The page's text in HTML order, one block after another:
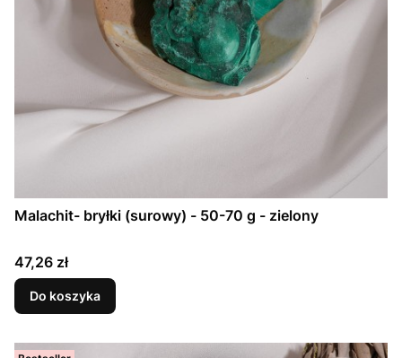
Malachit- bryłki (surowy) - 50-70 g - zielony
Cena
47,26 zł
Do koszyka